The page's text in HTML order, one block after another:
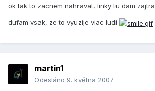
ok tak to zacnem nahravat, linky tu dam zajtra
dufam vsak, ze to vyuzije viac ludi
martin1
Odesláno 9. května 2007